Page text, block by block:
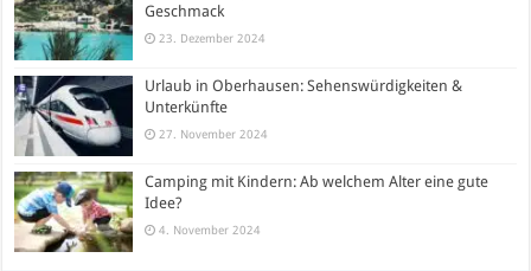
Geschmack
23. Dezember 2024
Urlaub in Oberhausen: Sehenswürdigkeiten &
Unterkünfte
27. November 2024
Camping mit Kindern: Ab welchem Alter eine gute
Idee?
4. November 2024